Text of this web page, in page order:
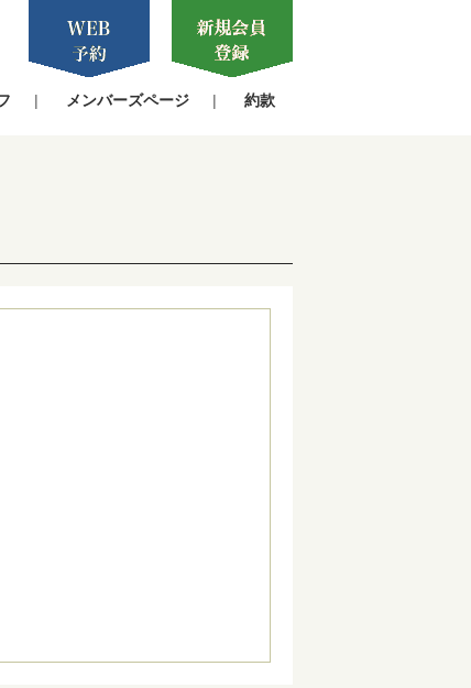
メンバーズページ 約款